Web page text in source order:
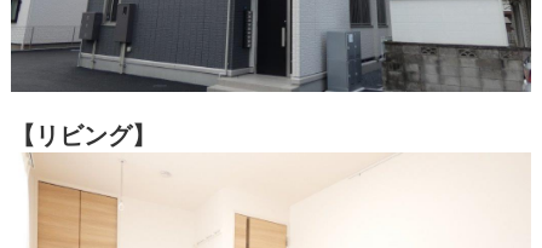
【リビング】